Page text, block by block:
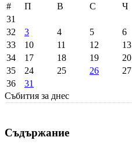
# П В С Ч
31
32
3 4 5 6
33
10 11 12 13
34
17 18 19 20
35
24 25 26 27
36
31
Събития за днес
Съдържание